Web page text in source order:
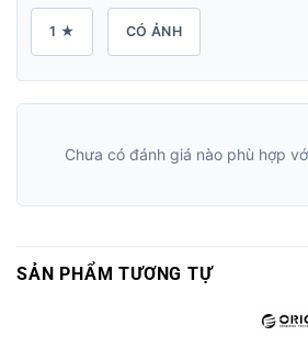
1 ★ CÓ ẢNH
Chưa có đánh giá nào phù hợp
SẢN PHẨM TƯƠNG TỰ